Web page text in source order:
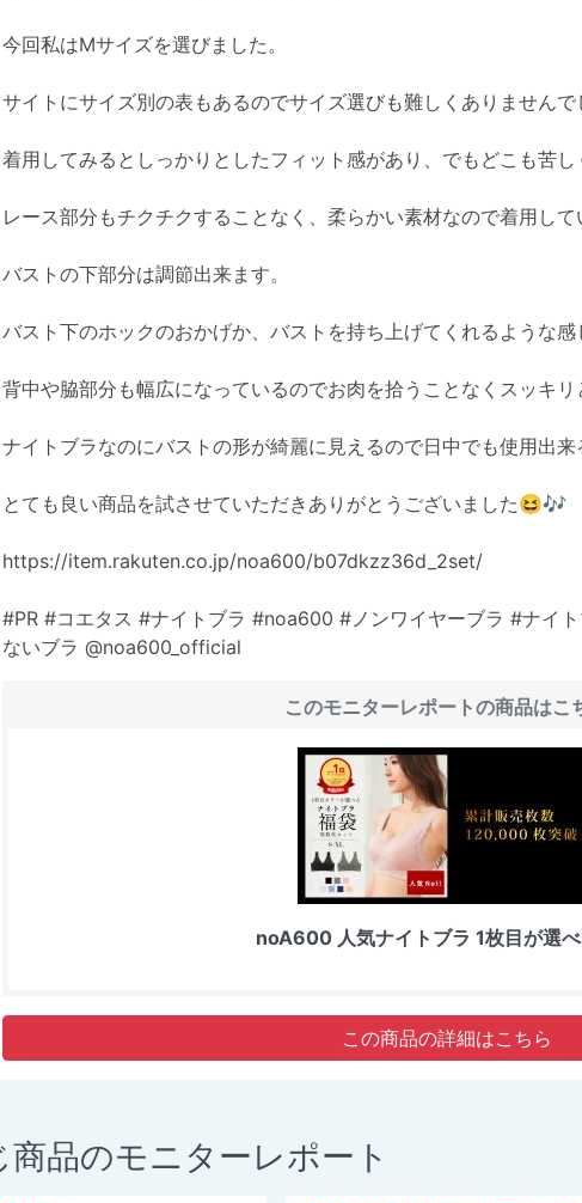
今回私はMサイズを選びました。
サイトにサイズ別の表もあるのでサイズ選びも難しくありません
着用してみるとしっかりとしたフィット感があり、でもどこも苦し
レース部分もチクチクすることなく、柔らかい素材なので着用し
バストの下部分は調節出来ます。
バスト下のホックのおかげか、バストを持ち上げてくれるような
背中や脇部分も幅広になっているのでお肉を拾うことなくスッキリ
ナイトブラなのにバストの形が綺麗に見えるので日中でも使用出来
とても良い商品を試させていただきありがとうございました😆🎶
https://item.rakuten.co.jp/noa600/b07dkzz36d_2set/
#PR #コエタス #ナイトブラ #noa600 #ノンワイヤーブラ #ナイ
ないブラ @noa600_official
このモニターレポートの商品はこ
noA600 人気ナイトブラ 1枚目が選
この商品の詳細はこちら
商品のモニターレポート